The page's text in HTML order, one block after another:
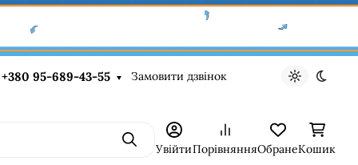
+380 95-689-43-55 Замовити дзвінок Light theme
Dark
ПошукУвійтиПорівнянняОбранеКошик